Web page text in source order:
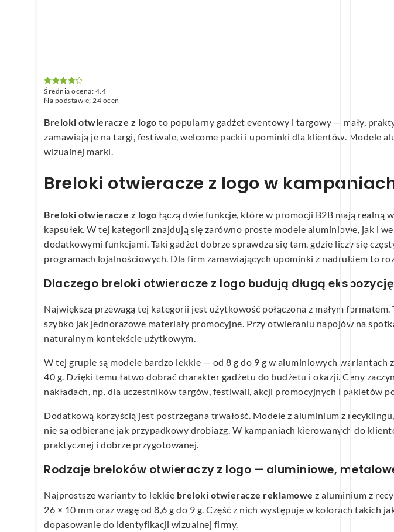
Oceniono
4.4
na 5
Średnia ocena: 4.4
Na podstawie: 24 ocen
Breloki otwieracze z logo to popularny gadżet eventowy i targowy — mały,
zamawiają je na targi, festiwale, welcome packi i upominki dla klientów. Modele
wizualnej marki.
Breloki otwieracze z logo w
Breloki otwieracze z logo łączą dwie funkcje, które w promocji B2B mają realną
kapsułek. W tej kategorii znajdują się zarówno proste modele aluminiowe, jak i
dodatkowymi funkcjami. Taki gadżet dobrze sprawdza się tam, gdzie liczy się
programach lojalnościowych. Dla firm zamawiających upominki z nadrukiem to
Dlaczego breloki otwieracze z logo budują długą
Największą przewagą tej kategorii jest użytkowość połączona z małym
szybko jak jednorazowe materiały promocyjne. Przy otwieraniu napojów na
naturalnym kontekście użytkowym.
W tej grupie są modele bardzo lekkie — od 8 g do 9 g w aluminiowych wariantach
40 g. Dzięki temu łatwo dobrać charakter gadżetu do budżetu i okazji. Ceny
nakładach, np. dla uczestników targów, festiwali, akcji promocyjnych i pakietów
Dodatkową korzyścią jest postrzegana trwałość. Modele z aluminium z
nie są odbierane jak przypadkowy drobiazg. W kampaniach kierowanych do
praktycznej i dobrze przygotowanej.
Rodzaje breloków otwieraczy z logo — aluminiowe,
Najprostsze warianty to lekkie breloki otwieracze reklamowe z aluminium z
26 × 10 mm oraz wagę od 8,6 g do 9 g. Część z nich występuje w kolorach takich
dopasowanie do identyfikacji wizualnej firmy.